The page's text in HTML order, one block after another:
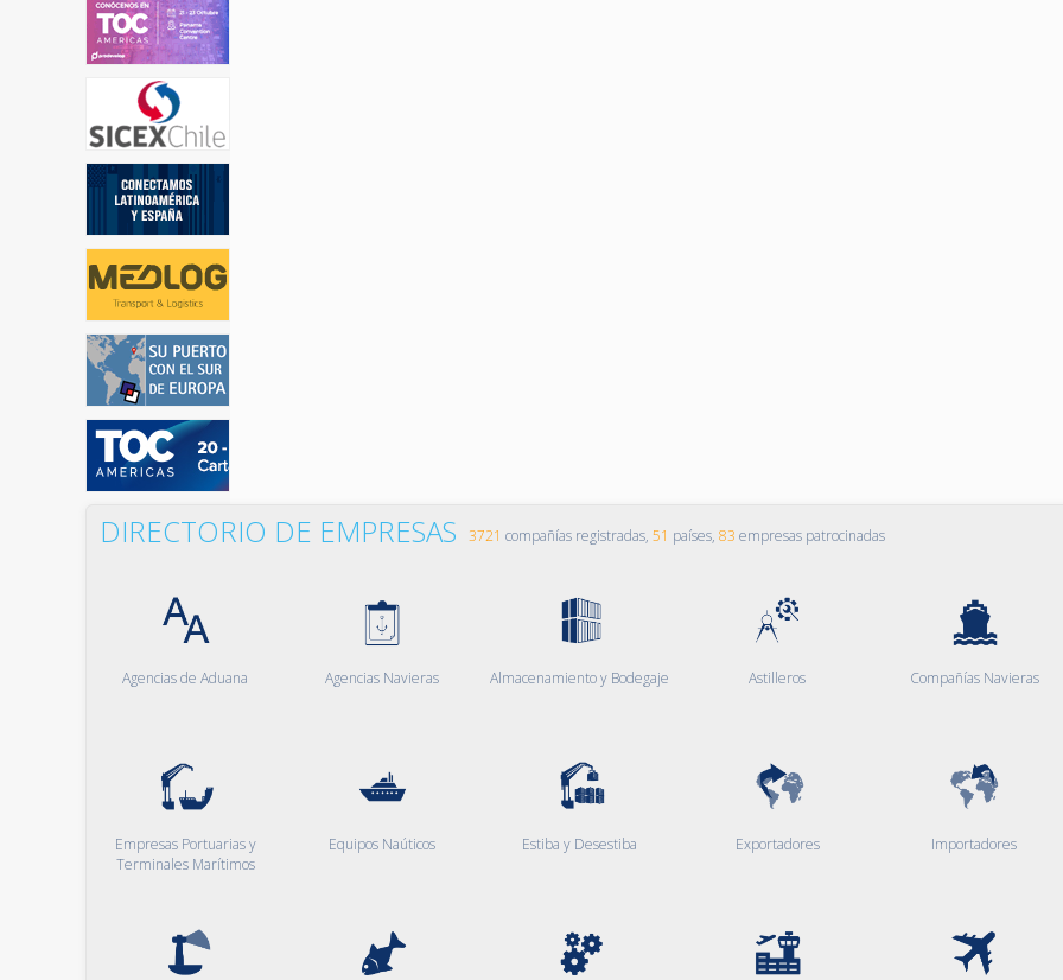
DIRECTORIO DE EMPRESAS 3721 compañías registradas, 51 países, 83 empresas patrocinadas
Agencias de Aduana Agencias Navieras Almacenamiento y Bodegaje Astilleros Compañías Navieras
Empresas Portuarias y
Terminales Marítimos
Equipos Naúticos Estiba y Desestiba Exportadores Importadores